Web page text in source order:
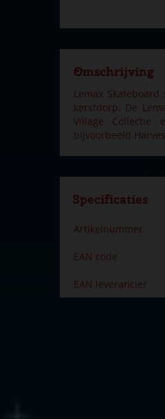
Omschrijving
Lemax
kerstdorp. De
Village Collectie
bijvoorbeeld
Specificaties
Artikelnummer
EAN code
EAN leverancier